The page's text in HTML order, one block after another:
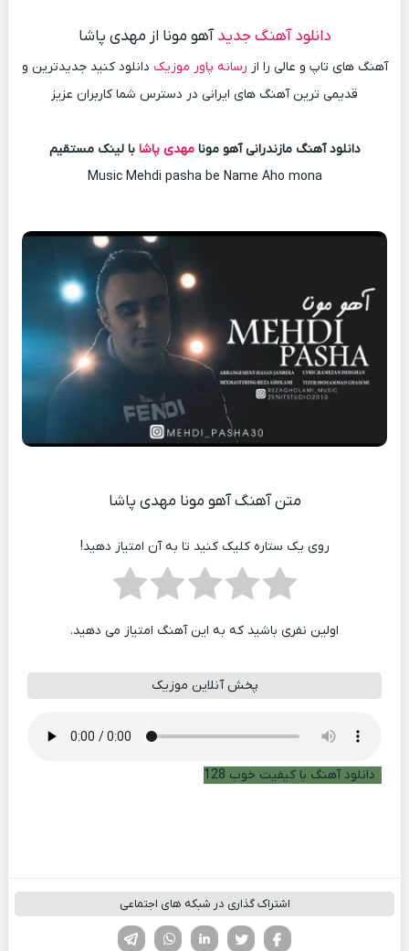
دانلود آهنگ جدید آهو مونا از مهدی پاشا
آهنگ های تاپ و عالی را از رسانه پاور موزیک دانلود کنید جدیدترین و
قدیمی ترین آهنگ های ایرانی در دسترس شما کاربران عزیز
دانلود آهنگ مازندرانی آهو مونامهدی پاشا با لینک مستقیم
Music Mehdi pasha be Name Aho mona
متن آهنگ آهو مونا مهدی پاشا
روی یک ستاره کلیک کنید تا به آن امتیاز دهید!
اولین نفری باشید که به این آهنگ امتیاز می دهید.
پخش آنلاین موزیک
دانلود آهنگ با کیفیت خوب 128
اشتراک گذاری در شبکه های اجتماعی
لینکدین تویتر
فیسوک